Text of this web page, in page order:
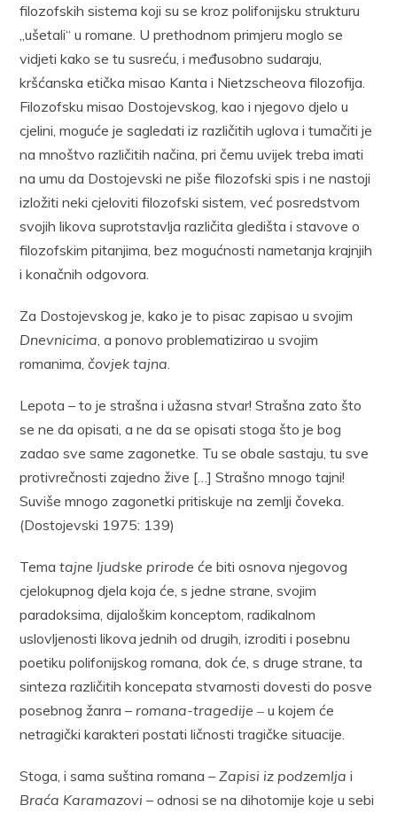
filozofskih sistema koji su se kroz polifonijsku strukturu
„ušetali“ u romane. U prethodnom primjeru moglo se
vidjeti kako se tu susreću, i međusobno sudaraju,
kršćanska etička misao Kanta i Nietzscheova filozofija.
Filozofsku misao Dostojevskog, kao i njegovo djelo u
cjelini, moguće je sagledati iz različitih uglova i tumačiti je
na mnoštvo različitih načina, pri čemu uvijek treba imati
na umu da Dostojevski ne piše filozofski spis i ne nastoji
izložiti neki cjeloviti filozofski sistem, već posredstvom
svojih likova suprotstavlja različita gledišta i stavove o
filozofskim pitanjima, bez mogućnosti nametanja krajnjih
i konačnih odgovora.
Za Dostojevskog je, kako je to pisac zapisao u svojim
Dnevnicima , a ponovo problematizirao u svojim
romanima,čovjek tajna
Lepota – to je strašna i užasna stvar! Strašna zato što
se ne da opisati, a ne da se opisati stoga što je bog
zadao sve same zagonetke. Tu se obale sastaju, tu sve
protivrečnosti zajedno žive […] Strašno mnogo tajni!
Suviše mnogo zagonetki pritiskuje na zemlji čoveka
(Dostojevski 1975: 139)
Tematajne ljudske prirodeće biti osnova njegovog
cjelokupnog djela koja će, s jedne strane, svojim
paradoksima, dijaloškim konceptom, radikalnom
uslovljenosti likova jednih od drugih, izroditi i posebnu
poetiku polifonijskog romana, dok će, s druge strane, ta
sinteza različitih koncepata stvarnosti dovesti do posve
posebnog žanra – romana-tragedije‒ u kojem će
netragički karakteri postati ličnosti tragičke situacije.
Stoga, i sama suština romana – Zapisi iz podzemljai
Braća Karamazovi –odnosi se na dihotomije koje u sebi